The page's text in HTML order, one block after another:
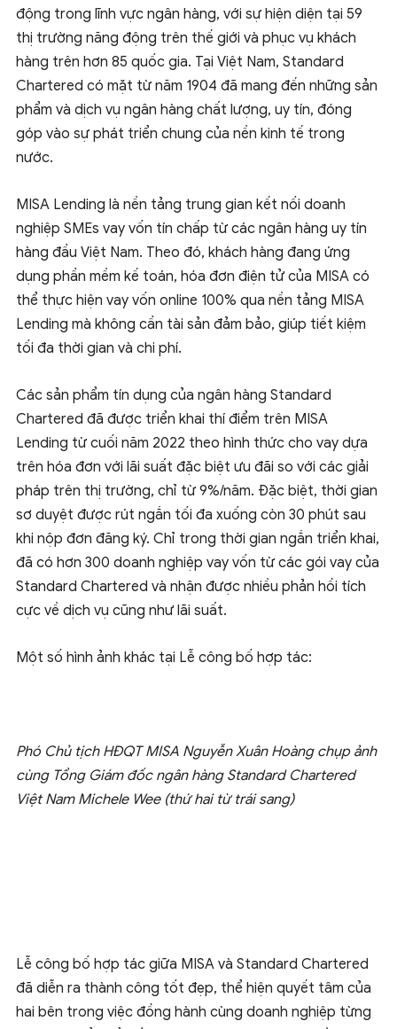
động trong lĩnh vực ngân hàng, với sự hiện diện tại 59
thị trường năng động trên thế giới và phục vụ khách
hàng trên hơn 85 quốc gia. Tại Việt Nam, Standard
Chartered có mặt từ năm 1904 đã mang đến những sản
phẩm và dịch vụ ngân hàng chất lượng, uy tín, đóng
góp vào sự phát triển chung của nền kinh tế trong
nước.
MISA Lending là nền tảng trung gian kết nối doanh
nghiệp SMEs vay vốn tín chấp từ các ngân hàng uy tín
hàng đầu Việt Nam. Theo đó, khách hàng đang ứng
dụng phần mềm kế toán, hóa đơn điện tử của MISA có
thể thực hiện vay vốn online 100% qua nền tảng MISA
Lending mà không cần tài sản đảm bảo, giúp tiết kiệm
tối đa thời gian và chi phí.
Các sản phẩm tín dụng của ngân hàng Standard
Chartered đã được triển khai thí điểm trên MISA
Lending từ cuối năm 2022 theo hình thức cho vay dựa
trên hóa đơn với lãi suất đặc biệt ưu đãi so với các giải
pháp trên thị trường, chỉ từ 9%/năm. Đặc biệt, thời gian
sơ duyệt được rút ngắn tối đa xuống còn 30 phút sau
khi nộp đơn đăng ký. Chỉ trong thời gian ngắn triển khai,
đã có hơn 300 doanh nghiệp vay vốn từ các gói vay của
Standard Chartered và nhận được nhiều phản hồi tích
cực về dịch vụ cũng như lãi suất.
Một số hình ảnh khác tại Lễ công bố hợp tác:
Phó Chủ tịch HĐQT MISA Nguyễn Xuân Hoàng chụp ảnh
cùng Tổng Giám đốc ngân hàng Standard Chartered
Việt Nam Michele Wee (thứ hai từ trái sang)
Lễ công bố hợp tác giữa MISA và Standard Chartered
đã diễn ra thành công tốt đẹp, thể hiện quyết tâm của
hai bên trong việc đồng hành cùng doanh nghiệp từng